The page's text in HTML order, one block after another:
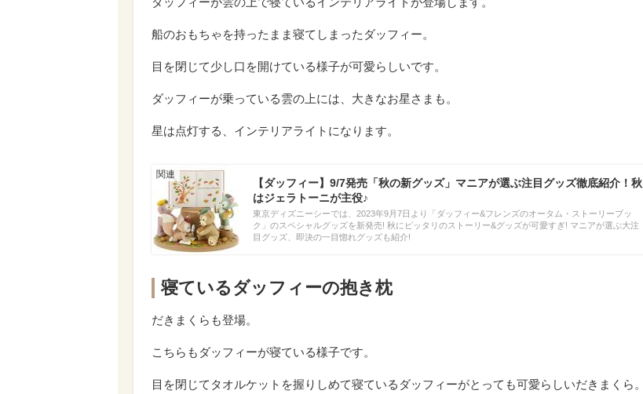
船のおもちゃを持ったまま寝てしまったダッフィー。
目を閉じて少し口を開けている様子が可愛らしいです。
ダッフィーが乗っている雲の上には、大きなお星さまも。
星は点灯する、インテリアライトになります。
【ダッフィー】9/7発売「秋の新グッズ」マニアが選ぶ注目グッズ徹底紹介！秋
はジェラトーニが主役♪
東京ディズニーシーでは、2023年9月7日より「ダッフィー&フレンズのオータム・ストーリーブッ
ク」のスペシャルグッズを新発売! 秋にピッタリのストーリー&グッズが可愛すぎ! マニアが選ぶ大注
目グッズ、即決の一目惚れグッズも紹介!
寝ているダッフィーの抱き枕
だきまくらも登場。
こちらもダッフィーが寝ている様子です。
目を閉じてタオルケットを握りしめて寝ているダッフィーがとっても可愛らしいだきまくら。